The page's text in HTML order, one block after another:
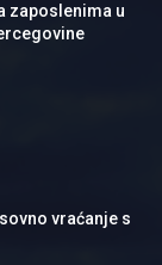
zaposlenima u
vraćanje s